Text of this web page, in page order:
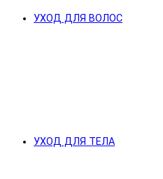
УХОД ДЛЯ ВОЛОС
УХОД ДЛЯ ТЕЛА